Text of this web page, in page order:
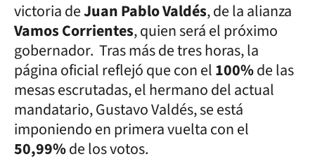
victoria deJuan Pablo Valdés, de la alianza
Vamos Corrientes, quien será el próximo
gobernador. Tras más de tres horas, la
página oficial reflejó que con el100%de las
mesas escrutadas, el hermano del actual
mandatario, Gustavo Valdés, se está
imponiendo en primera vuelta con el
50,99%de los votos.